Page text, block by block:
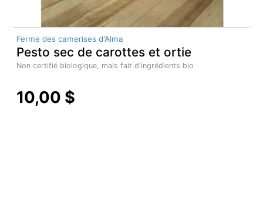
Ferme des camerises d'Alma
Pesto sec de carottes et ortie
Non certifié biologique, mais fait d'ingrédients bio
10,00 $